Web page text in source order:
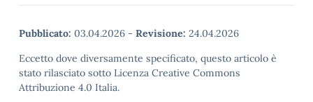
Pubblicato: 03.04.2026 - Revisione: 24.04.2026
Eccetto dove diversamente specificato, questo articolo è
stato rilasciato sotto Licenza Creative Commons
Attribuzione 4.0 Italia.